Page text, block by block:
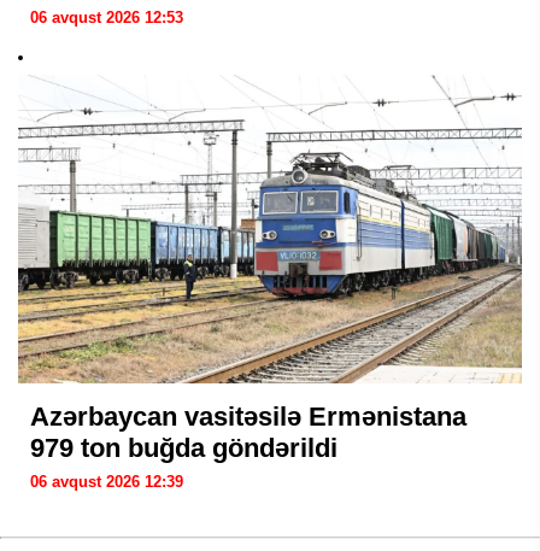
06 avqust 2026 12:53
Azərbaycan vasitəsilə Ermənistana
979 ton buğda göndərildi
06 avqust 2026 12:39